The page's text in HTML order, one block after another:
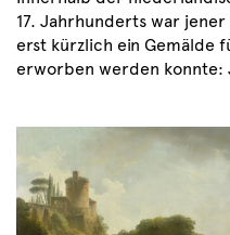
17. Jahrhunderts war
erst kürzlich ein Gemälde
erworben werden konnte: